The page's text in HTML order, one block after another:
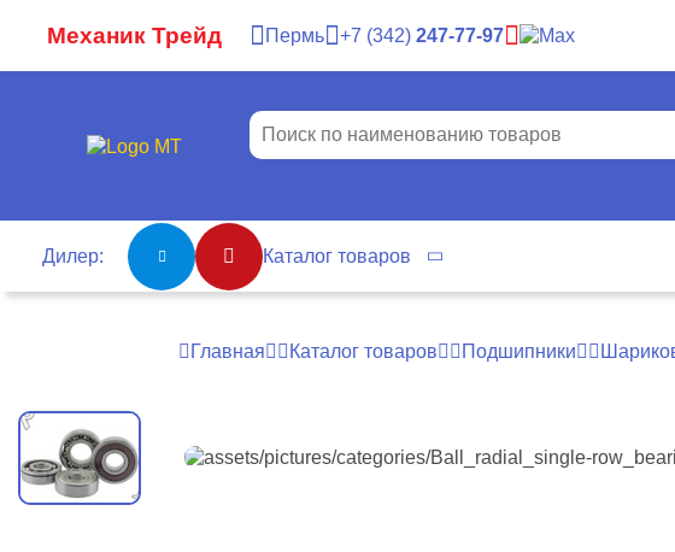
Механик Трейд Пермь 7 342 247-77-97
Дилер: Каталог товаров
Главная Каталог товаров Подшипники